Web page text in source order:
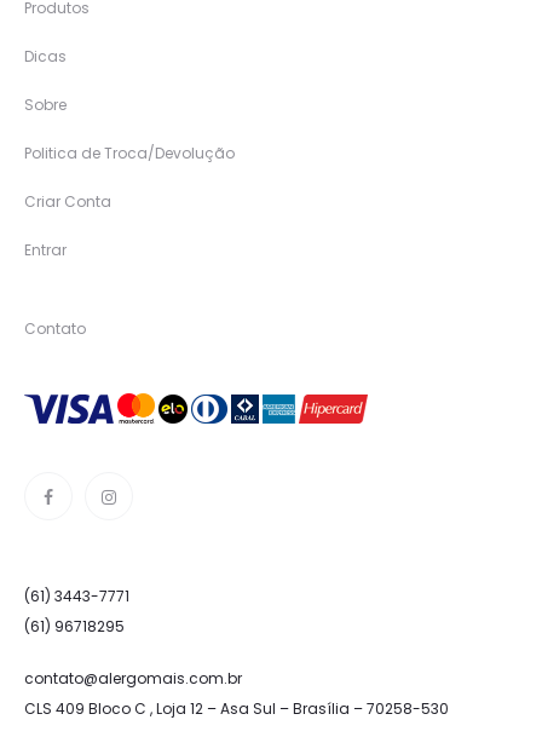
Produtos
Dicas
Sobre
Politica de Troca/Devolução
Criar Conta
Entrar
Contato
(61) 3443-7771
(61) 96718295
contato@alergomais.com.br
CLS 409 Bloco C , Loja 12 – Asa Sul – Brasília – 70258-530